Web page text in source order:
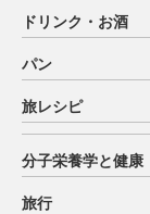
ドリンク・お酒
パン
旅レシピ
分子栄養学と健康
旅行